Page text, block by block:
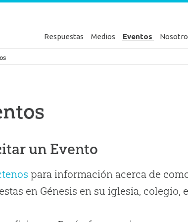
Respuestas Medios Eventos
Génesis
un Evento
para información acerca de
en Génesis en su iglesia, colegio,